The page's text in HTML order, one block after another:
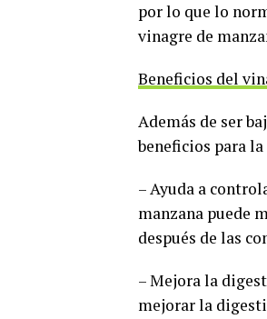
por lo que lo
vinagre de
Beneficios del
Además de ser
beneficios para la
– Ayuda a
manzana puede
después de las
– Mejora la
mejorar la